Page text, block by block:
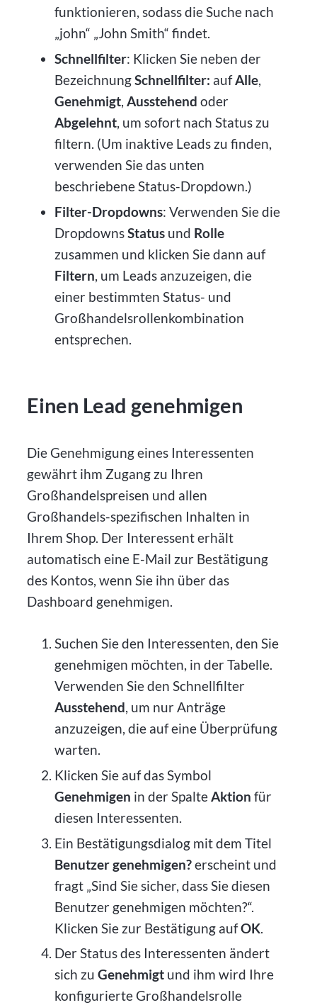
funktionieren, sodass die Suche nach
„john“ „John Smith“ findet.
Schnellfilter: Klicken Sie neben der
BezeichnungSchnellfilter: aufAlle,
Genehmigt, Ausstehend oder
Abgelehnt, um sofort nach Status zu
filtern. (Um inaktive Leads zu finden,
verwenden Sie das unten
beschriebene Status-Dropdown.)
Filter-Dropdowns: Verwenden Sie die
DropdownsStatusund Rolle
zusammen und klicken Sie dann auf
Filtern, um Leads anzuzeigen, die
einer bestimmten Status- und
Großhandelsrollenkombination
entsprechen.
Einen Lead genehmigen
Die Genehmigung eines Interessenten
gewährt ihm Zugang zu Ihren
Großhandelspreisen und allen
Großhandels-spezifischen Inhalten in
Ihrem Shop. Der Interessent erhält
automatisch eine E-Mail zur Bestätigung
des Kontos, wenn Sie ihn über das
Dashboard genehmigen.
Suchen Sie den Interessenten, den Sie
genehmigen möchten, in der Tabelle.
Verwenden Sie den Schnellfilter
Ausstehend, um nur Anträge
anzuzeigen, die auf eine Überprüfung
warten.
Klicken Sie auf das Symbol
Genehmigen in der SpalteAktion für
diesen Interessenten.
Ein Bestätigungsdialog mit dem Titel
Benutzer genehmigen?erscheint und
fragt „Sind Sie sicher, dass Sie diesen
Benutzer genehmigen möchten?“.
Klicken Sie zur Bestätigung aufOK.
Der Status des Interessenten ändert
sich zu Genehmigtund ihm wird Ihre
konfigurierte Großhandelsrolle